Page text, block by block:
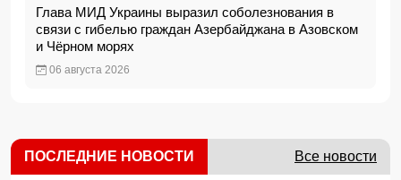
Глава МИД Украины выразил соболезнования в
связи с гибелью граждан Азербайджана в Азовском
и Чёрном морях
06 августа 2026
ПОСЛЕДНИЕ НОВОСТИ Все новости